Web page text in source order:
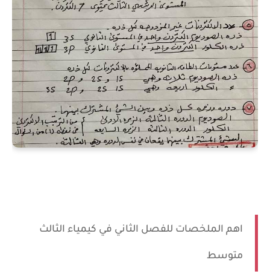
اهم الملخصات للفصل الثاني في كيمياء الثالث
متوسط